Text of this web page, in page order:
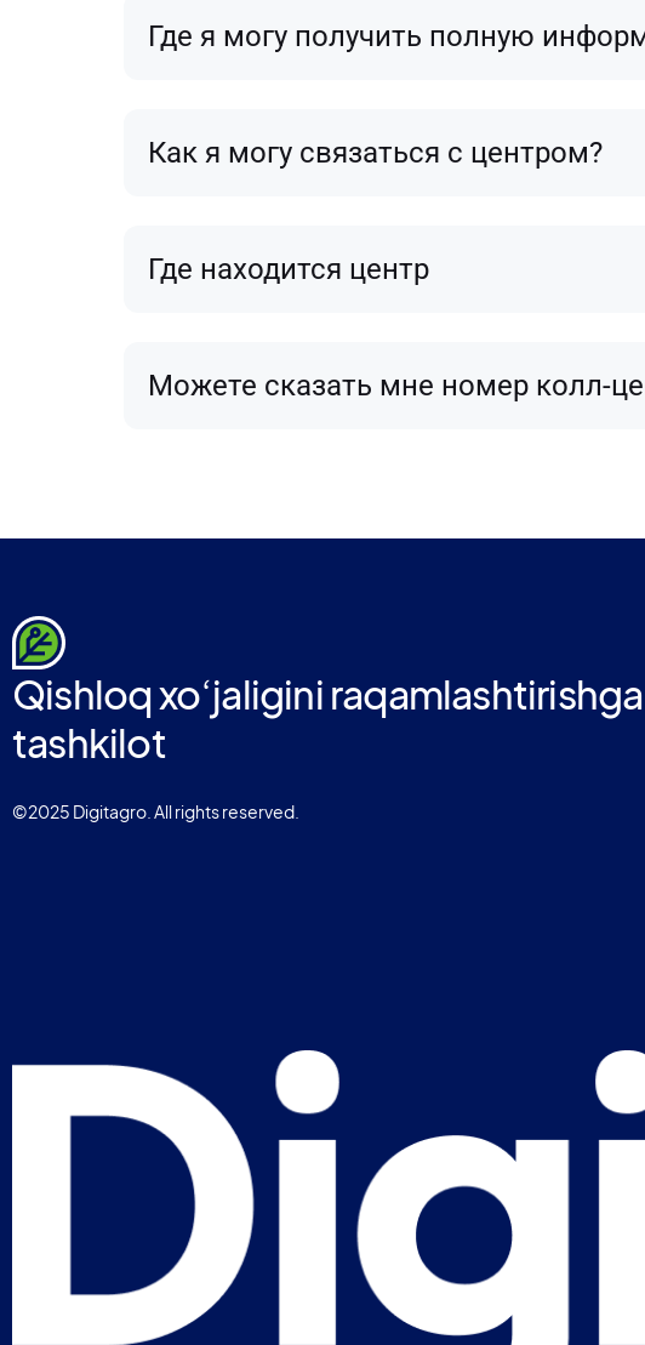
Где я могу получить полную
Как я могу связаться с центром?
Где находится центр
Можете сказать мне номер колл-
Qishloq xoʻjaligini
tashkilot
©2025 Digitagro. All rights reserved.